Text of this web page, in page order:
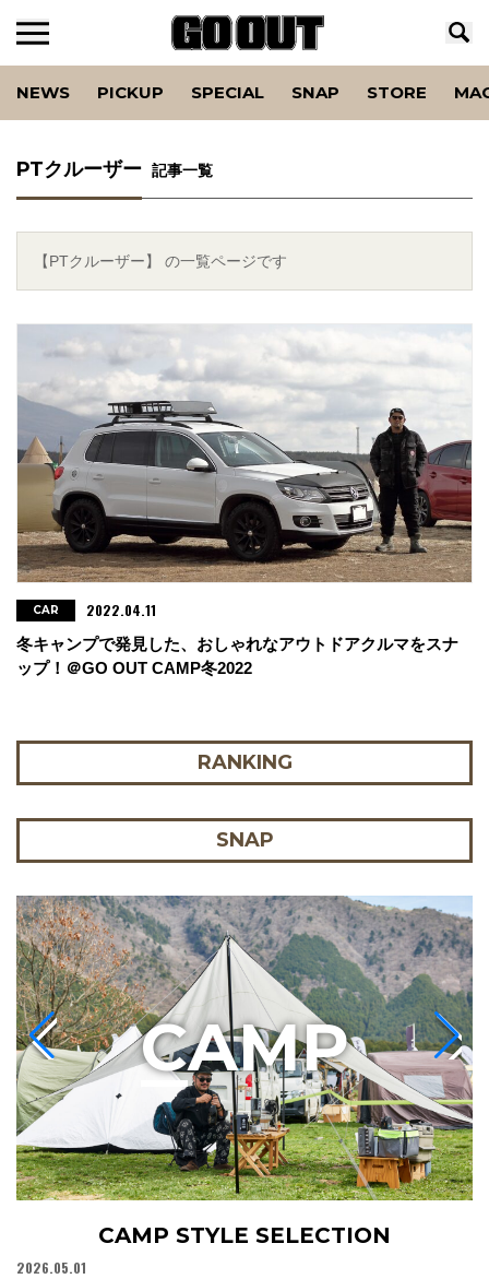
NEWS PICKUP SPECIAL SNAP STORE
PTクルーザー 記事一覧
【PTクルーザー】 の一覧ページです
冬キャンプで発見した、おしゃれなアウトドアクルマをスナ
ップ！＠GO OUT CAMP冬2022
CAR 2022.04.11
RANKING
SNAP
CAMP STYLE SELECTION
2026.05.01
CAMP